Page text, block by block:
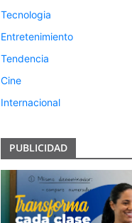
Tecnologia
Entretenimiento
Tendencia
Cine
Internacional
PUBLICIDAD